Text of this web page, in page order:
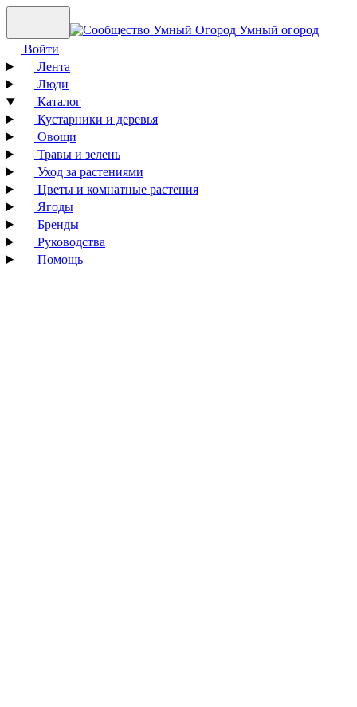
Умный огород
Войти
Лента
Люди
Каталог
Кустарники и деревья
Овощи
Травы и зелень
Уход за растениями
Цветы и комнатные растения
Ягоды
Бренды
Руководства
Помощь